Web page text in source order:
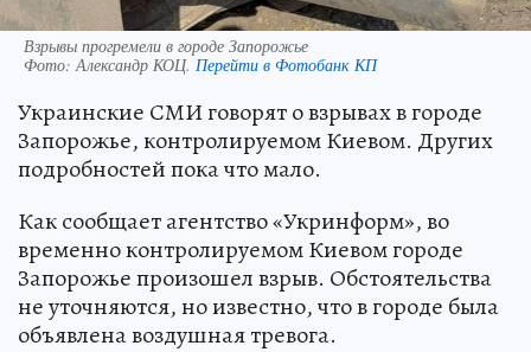
Взрывы прогремели в городе Запорожье
Фото:Александр КОЦ. Перейти в Фотобанк КП
Украинские СМИ говорят о взрывах в городе
Запорожье, контролируемом Киевом. Других
подробностей пока что мало.
Как сообщает агентство «Укринформ», во
временно контролируемом Киевом городе
Запорожье произошел взрыв. Обстоятельства
не уточняются, но известно, что в городе была
объявлена воздушная тревога.